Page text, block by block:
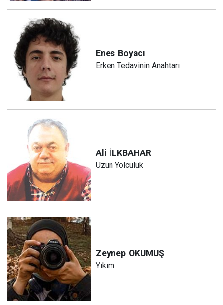
Enes Boyacı
Erken Tedavinin Anahtarı
Ali İLKBAHAR
Uzun Yolculuk
Zeynep OKUMUŞ
Yıkım